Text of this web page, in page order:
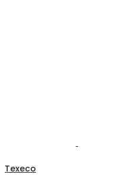
Texeco